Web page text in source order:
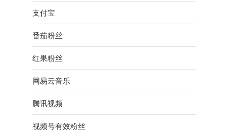
支付宝
番茄粉丝
红果粉丝
网易云音乐
腾讯视频
视频号有效粉丝